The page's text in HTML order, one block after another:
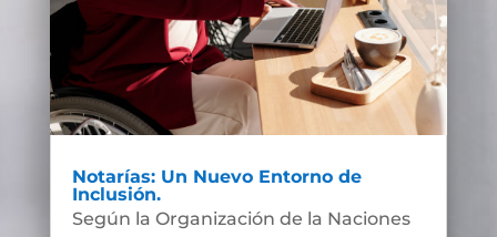
Notarías: Un Nuevo Entorno de
Inclusión.
Según la Organización de la Naciones